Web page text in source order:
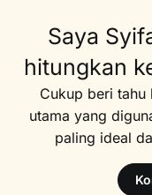
Saya
hitungkan
Cukup beri tahu
utama yang
paling ideal